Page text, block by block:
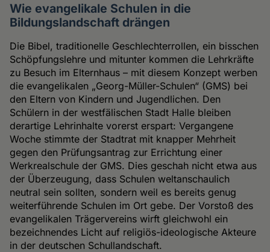
Wie evangelikale Schulen in die
Bildungslandschaft drängen
Die Bibel, traditionelle Geschlechterrollen, ein bisschen
Schöpfungslehre und mitunter kommen die Lehrkräfte
zu Besuch im Elternhaus – mit diesem Konzept werben
die evangelikalen „Georg-Müller-Schulen“ (GMS) bei
den Eltern von Kindern und Jugendlichen. Den
Schülern in der westfälischen Stadt Halle bleiben
derartige Lehrinhalte vorerst erspart: Vergangene
Woche stimmte der Stadtrat mit knapper Mehrheit
gegen den Prüfungsantrag zur Errichtung einer
Werkrealschule der GMS. Dies geschah nicht etwa aus
der Überzeugung, dass Schulen weltanschaulich
neutral sein sollten, sondern weil es bereits genug
weiterführende Schulen im Ort gebe. Der Vorstoß des
evangelikalen Trägervereins wirft gleichwohl ein
bezeichnendes Licht auf religiös-ideologische Akteure
in der deutschen Schullandschaft.